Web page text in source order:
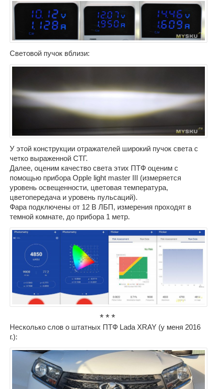
Световой пучок вблизи:
У этой конструкции отражателей широкий пучок света с
четко выраженной СТГ.
Далее, оценим качество света этих ПТФ оценим с
помощью прибора Opple light master III (измеряется
уровень освещенности, цветовая температура,
цветопередача и уровень пульсаций).
Фара подключены от 12 В ЛБП, измерения проходят в
темной комнате, до прибора 1 метр.
Несколько слов о штатных ПТФ Lada XRAY (у меня 2016
г.):